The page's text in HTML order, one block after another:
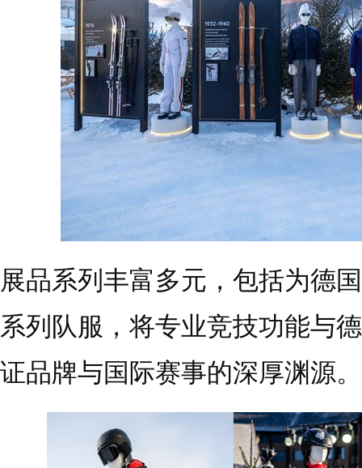
展品系列丰富多元，包括为德
系列队服，将专业竞技功能与
证品牌与国际赛事的深厚渊源。